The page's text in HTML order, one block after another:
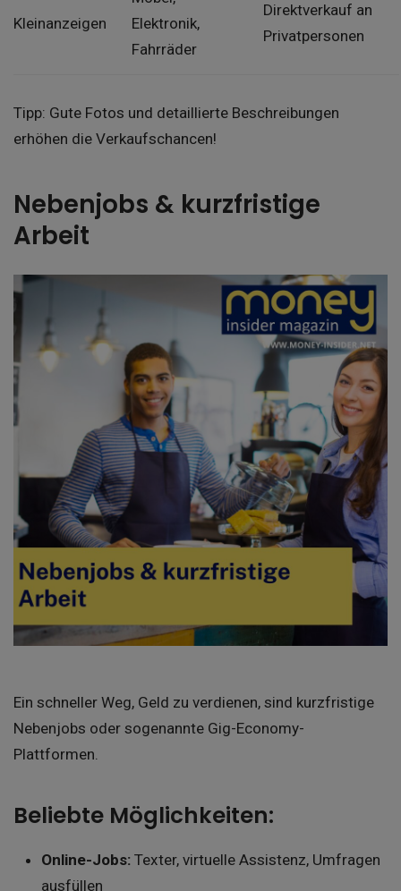
Kleinanzeigen
Elektronik,
Fahrräder
Direktverkauf an
Privatpersonen
Tipp: Gute Fotos und detaillierte Beschreibungen
erhöhen die Verkaufschancen!
Nebenjobs & kurzfristige
Arbeit
Ein schneller Weg, Geld zu verdienen, sind kurzfristige
Nebenjobs oder sogenannte Gig-Economy-
Plattformen.
Beliebte Möglichkeiten:
Online-Jobs:Texter, virtuelle Assistenz, Umfragen
ausfüllen